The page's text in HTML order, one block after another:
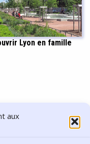
aux
Lyon en famille